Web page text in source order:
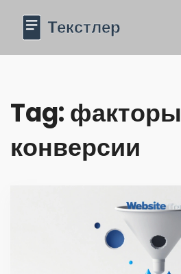
Tag: факторы
конверсии